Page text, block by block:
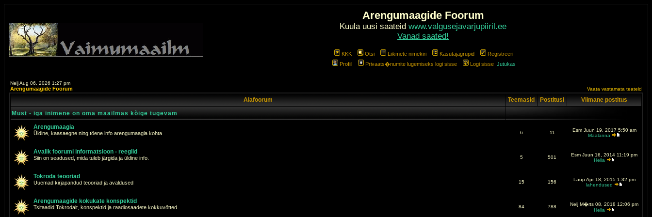
Arengumaagide Foorum
Kuula uusi saateid www.valgusejavarjupiiril.ee
Vanad saated!
KKK Otsi Liikmete nimekiri Kasutajagrupid
Registreeri
Profiil
Privaats�numite lugemiseks logi sisse Logi sisse Jutukas
Nelj Aug 06, 2026 1:27 pm
Arengumaagide Foorum Vaata vastamata teateid
Alafoorum Teemasid Postitusi
Viimane postitus
Must - iga inimene on oma maailmas kõige tugevam
Arengumaagia
Üldine, kaasaegne ning tõene info arengumaagia kohta 6 11
Esm Juun 19, 2017 5:50 am
Maalanna
Avalik foorumi informatsioon - reeglid
Siin on seadused, mida tuleb järgida ja üldine info. 5 501
Esm Juun 16, 2014 11:19 pm
Hella
Tokroda teooriad
Uuemad kirjapandud teooriad ja avaldused 15 156
Laup Apr 18, 2015 1:32 pm
lahendused
Arengumaagide kokukate konspektid
Tsitaadid Tokrodalt, konspektid ja raadiosaadete kokkuvõtted 84 788
Nelj M�rts 08, 2018 12:06 pm
Hella